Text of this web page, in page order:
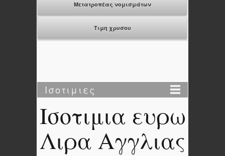
Μετατροπέας νομισμάτων
Τιμη χρυσου
Ισοτιμιες
Ισοτιμια ευρω
Λιρα Αγγλιας